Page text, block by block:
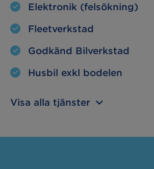
Elektronik (felsökning)
Fleetverkstad
Godkänd Bilverkstad
Husbil exkl bodelen
Visa alla tjänster